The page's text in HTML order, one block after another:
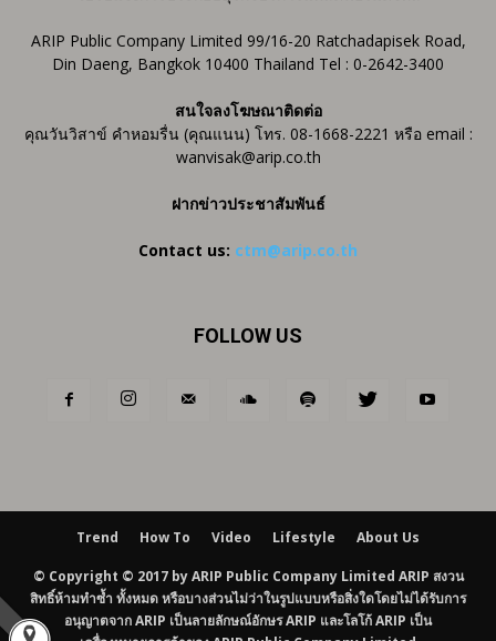
ARIP Public Company Limited 99/16-20 Ratchadapisek Road,
Din Daeng, Bangkok 10400 Thailand Tel : 0-2642-3400
สนใจลงโฆษณาติดต่อ
คุณวันวิสาข์ คำหอมรื่น (คุณแนน) โทร. 08-1668-2221 หรือ email :
wanvisak@arip.co.th
ฝากข่าวประชาสัมพันธ์
Contact us: ctm@arip.co.th
FOLLOW US
Trend How To Video Lifestyle About Us
© Copyright © 2017 by ARIP Public Company Limited ARIP สงวน
สิทธิ์ห้ามทำซ้ำ ทั้งหมด หรือบางส่วนไม่ว่าในรูปแบบหรือสิ่งใดโดยไม่ได้รับการ
อนุญาตจาก ARIP เป็นลายลักษณ์อักษร ARIP และโลโก้ ARIP เป็น